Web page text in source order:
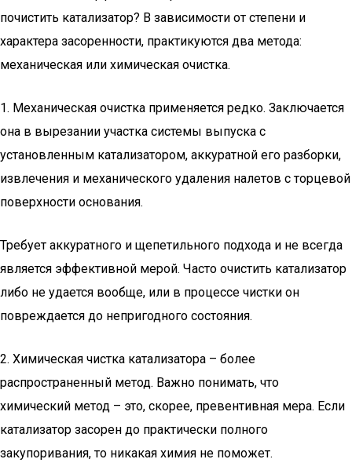
почистить катализатор? В зависимости от степени и
характера засоренности, практикуются два метода:
механическая или химическая очистка.
1. Механическая очистка применяется редко. Заключается
она в вырезании участка системы выпуска с
установленным катализатором, аккуратной его разборки,
извлечения и механического удаления налетов с торцевой
поверхности основания.
Требует аккуратного и щепетильного подхода и не всегда
является эффективной мерой. Часто очистить катализатор
либо не удается вообще, или в процессе чистки он
повреждается до непригодного состояния.
2. Химическая чистка катализатора – более
распространенный метод. Важно понимать, что
химический метод – это, скорее, превентивная мера. Если
катализатор засорен до практически полного
закупоривания, то никакая химия не поможет.